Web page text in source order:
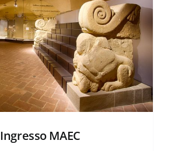
5,00 €
Ingresso MAEC